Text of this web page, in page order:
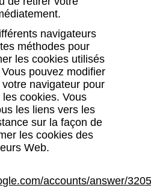
navigateurs
méthodes pour
les cookies utilisés
pouvez modifier
navigateur pour
cookies. Vous
les liens vers les
sur la façon de
les cookies des
Web.
accounts/answer/